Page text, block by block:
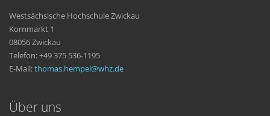
Westsächsische Hochschule Zwickau
Kornmarkt 1
08056 Zwickau
Telefon: +49 375 536-1195
E-Mail:thomas.hempel whzde
Über uns